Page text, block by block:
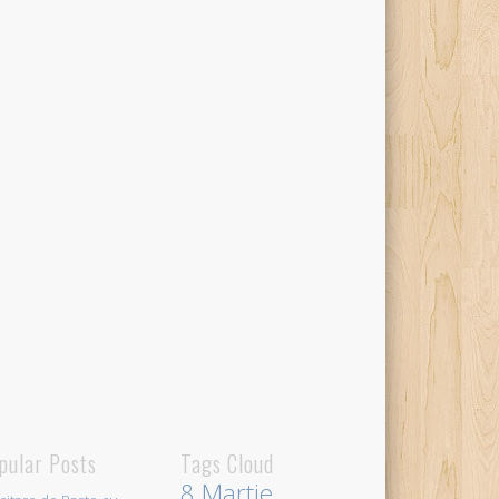
Posts Tags Cloud